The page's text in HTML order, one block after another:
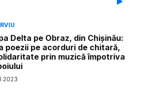
Delta pe Obraz, din Chișinău:
poezii pe acorduri de chitară,
prin muzică împotriva
.2023